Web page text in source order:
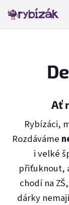
Přejít na obsah
Ať
Rybízáci,
Rozdáváme
i velké
přiťuknout,
chodí na
dárky